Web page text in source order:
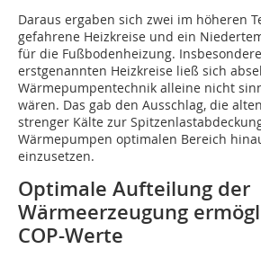
Daraus ergaben sich zwei im höheren
gefahrene Heizkreise und ein
für die Fußbodenheizung.
erstgenannten Heizkreise ließ sich
Wärmepumpentechnik alleine nicht
wären. Das gab den Ausschlag, die
strenger Kälte zur
Wärmepumpen optimalen Bereich
einzusetzen.
Optimale Aufteilung der
Wärmeerzeugung
COP-Werte